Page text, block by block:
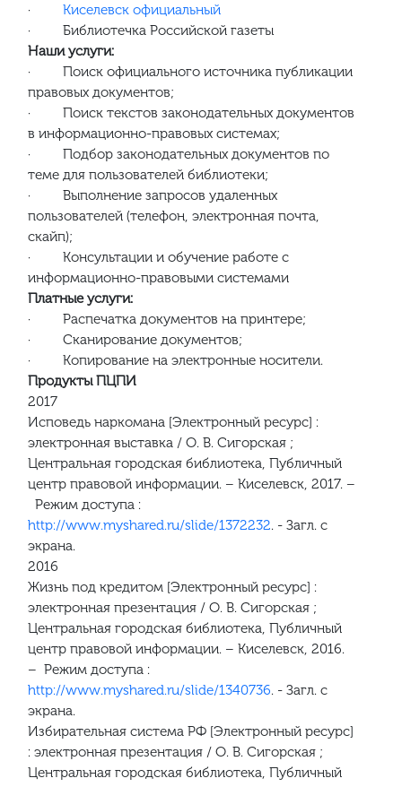
· Киселевск официальный
· Библиотечка Российской газеты
Наши услуги:
· Поиск официального источника публикации
правовых документов;
· Поиск текстов законодательных документов
в информационно-правовых системах;
· Подбор законодательных документов по
теме для пользователей библиотеки;
· Выполнение запросов удаленных
пользователей (телефон, электронная почта,
скайп);
· Консультации и обучение работе с
информационно-правовыми системами
Платные услуги:
· Распечатка документов на принтере;
· Сканирование документов;
· Копирование на электронные носители.
Продукты ПЦПИ
2017
Исповедь наркомана [Электронный ресурс] :
электронная выставка / О. В. Сигорская ;
Центральная городская библиотека, Публичный
центр правовой информации. – Киселевск, 2017. –
Режим доступа :
http://www.myshared.ru/slide/1372232. - Загл. с
экрана.
2016
Жизнь под кредитом [Электронный ресурс] :
электронная презентация / О. В. Сигорская ;
Центральная городская библиотека, Публичный
центр правовой информации. – Киселевск, 2016.
– Режим доступа :
http://www.myshared.ru/slide/1340736. - Загл. с
экрана.
Избирательная система РФ [Электронный ресурс]
: электронная презентация / О. В. Сигорская ;
Центральная городская библиотека, Публичный